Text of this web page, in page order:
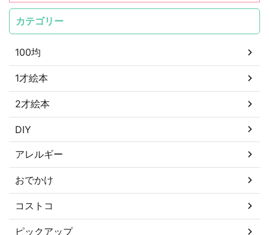
カテゴリー
100均
1才絵本
2才絵本
DIY
アレルギー
おでかけ
コストコ
ピックアップ